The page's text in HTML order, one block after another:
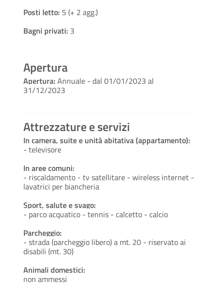
Posti letto: 5 (+ 2 agg.)
Bagni privati: 3
Apertura
Apertura: Annuale - dal 01/01/2023 al
31/12/2023
Attrezzature e servizi
In camera, suite e unità abitativa (appartamento):
- televisore
In aree comuni:
- riscaldamento - tv satellitare - wireless internet -
lavatrici per biancheria
Sport, salute e svago:
- parco acquatico - tennis - calcetto - calcio
Parcheggio:
- strada (parcheggio libero) a mt. 20 - riservato ai
disabili (mt. 30)
Animali domestici:
non ammessi